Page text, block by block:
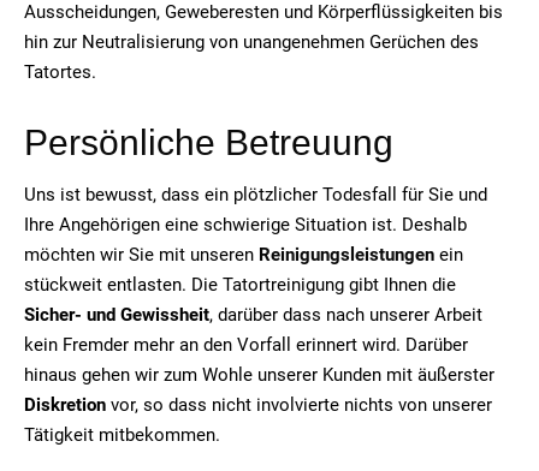
Ausscheidungen, Geweberesten und Körperflüssigkeiten bis
hin zur Neutralisierung von unangenehmen Gerüchen des
Tatortes.
Persönliche Betreuung
Uns ist bewusst, dass ein plötzlicher Todesfall für Sie und
Ihre Angehörigen eine schwierige Situation ist. Deshalb
möchten wir Sie mit unseren Reinigungsleistungen ein
stückweit entlasten. Die Tatortreinigung gibt Ihnen die
Sicher- und Gewissheit, darüber dass nach unserer Arbeit
kein Fremder mehr an den Vorfall erinnert wird. Darüber
hinaus gehen wir zum Wohle unserer Kunden mit äußerster
Diskretion vor, so dass nicht involvierte nichts von unserer
Tätigkeit mitbekommen.